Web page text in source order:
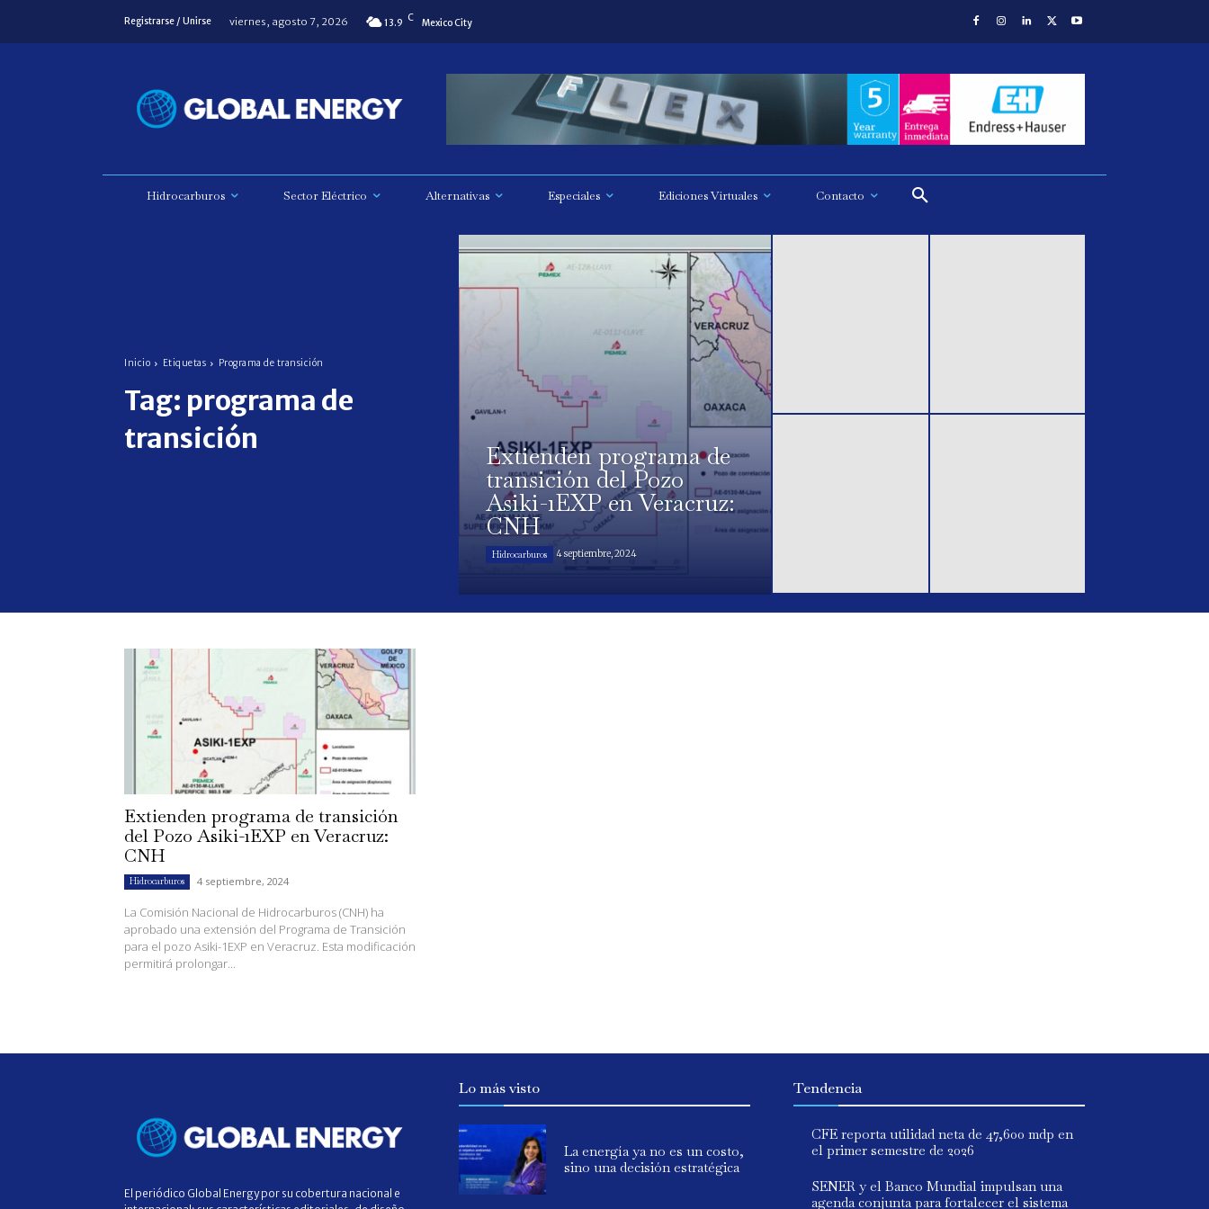
Registrarse / Unirse viernes, agosto 7, 2026 13.9 C Mexico City
Hidrocarburos Sector Eléctrico Alternativas Especiales Ediciones Virtuales Contacto
Inicio Etiquetas Programa de transición
Tag: programa de
transición
Extienden programa de
transición del Pozo
Asiki-1EXP en Veracruz:
CNH
Hidrocarburos 4 septiembre, 2024
Extienden programa de transición
del Pozo Asiki-1EXP en Veracruz:
CNH
Hidrocarburos 4 septiembre, 2024
La Comisión Nacional de Hidrocarburos (CNH) ha
aprobado una extensión del Programa de Transición
para el pozo Asiki-1EXP en Veracruz. Esta modificación
permitirá prolongar...
El periódico Global Energy por su cobertura nacional e
Lo más visto
La energía ya no es un costo,
sino una decisión estratégica
Tendencia
CFE reporta utilidad neta de 47,600 mdp en
el primer semestre de 2026
SENER y el Banco Mundial impulsan una
agenda conjunta para fortalecer el sistema